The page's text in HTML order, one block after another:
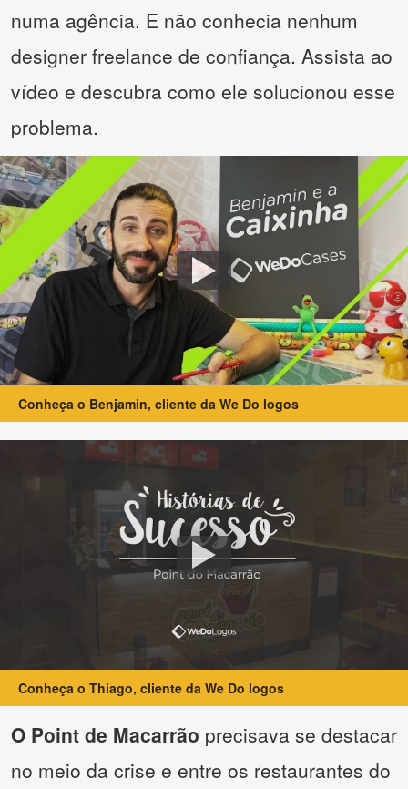
numa agência. E não conhecia nenhum
designer freelance de confiança. Assista ao
vídeo e descubra como ele solucionou esse
problema.
Conheça o Benjamin, cliente da We Do logos
Conheça o Thiago, cliente da We Do logos
O Point de Macarrão precisava se destacar
no meio da crise e entre os restaurantes do